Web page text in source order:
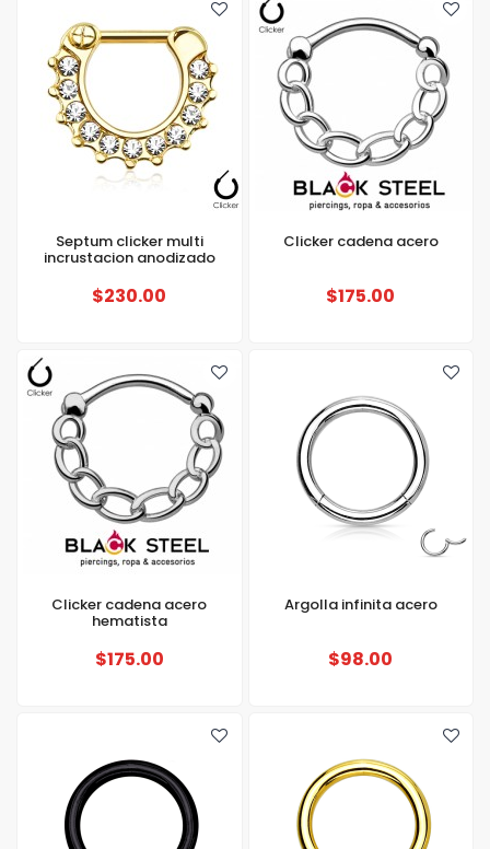
Septum clicker multi
incrustacion anodizado
$230.00
Clicker cadena acero
$175.00
Clicker cadena acero
hematista
$175.00
Argolla infinita acero
$98.00